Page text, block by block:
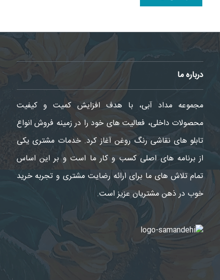
درباره ما
مجموعه مداد آبی، با هدف افزایش کمیت و کیفیت
محصولات داخلی، فعالیت های خود را در زمینه فروش انواع
تابلو های نقاشی رنگ روغن آغاز کرد. خدمات مشتری یکی
از برنامه های اصلی کسب و کار ما است و بر این اساس
تمام تلاش های ما برای ارائه رضایت مشتری و تجربه خرید
خوب در ذهن مشتریان عزیز است.